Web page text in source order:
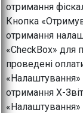
отримання
Кнопка
отримання
«CheckBox» для
проведені
«Налаштування»
отримання Х-
«Налаштування»